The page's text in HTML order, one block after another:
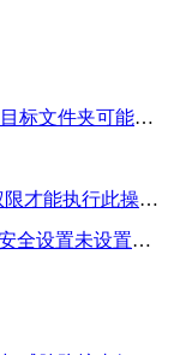
可以缩短文件名”的问题
行此操作”的问题
默认设置的解决方法